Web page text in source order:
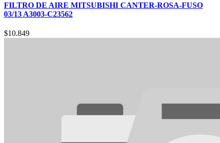
FILTRO DE AIRE MITSUBISHI CANTER-ROSA-FUSO
03/13 A3003-C23562
$10.849